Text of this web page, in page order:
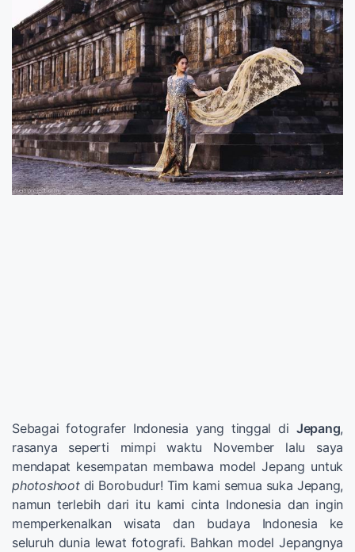
Sebagai fotografer Indonesia yang tinggal di Jepang,
rasanya seperti mimpi waktu November lalu saya
mendapat kesempatan membawa model Jepang untuk
photoshootdi Borobudur! Tim kami semua suka Jepang,
namun terlebih dari itu kami cinta Indonesia dan ingin
memperkenalkan wisata dan budaya Indonesia ke
seluruh dunia lewat fotografi. Bahkan model Jepangnya